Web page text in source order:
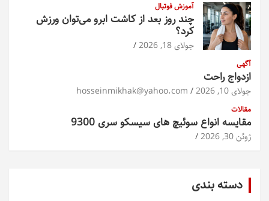
آموزش فوتبال
چند روز بعد از کاشت ابرو می‌توان ورزش
کرد؟
جولای 18, 2026
آگهی
ازدواج راحت
جولای 10, 2026 hosseinmikhak@yahoo.com
مقالات
مقایسه انواع سوئیچ های سیسکو سری 9300
ژوئن 30, 2026
دسته بندی